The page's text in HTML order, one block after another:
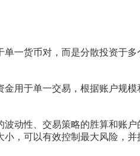
一货币对，而是分散投资于多
用于单一交易，根据账户规模
动性、交易策略的胜算和账户
，可以有效控制最大风险，